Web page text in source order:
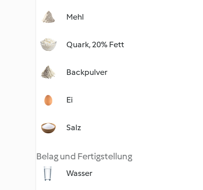
Mehl
Quark, 20% Fett
Backpulver
Ei
Salz
Belag und Fertigstellung
Wasser